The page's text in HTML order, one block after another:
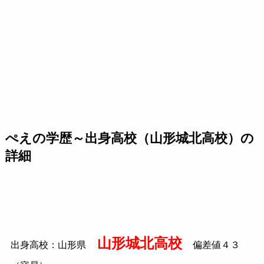
ぺえの学歴～出身高校（山形城北高校）の
詳細
出身高校：山形県 山形城北高校 偏差値４３